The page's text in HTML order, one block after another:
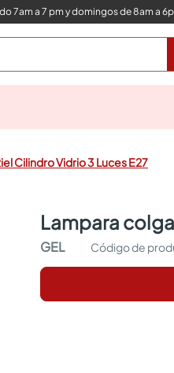
7am a 7 pm y domingos de 8am a
Cilindro Vidrio 3 Luces E27
lampara
GEL